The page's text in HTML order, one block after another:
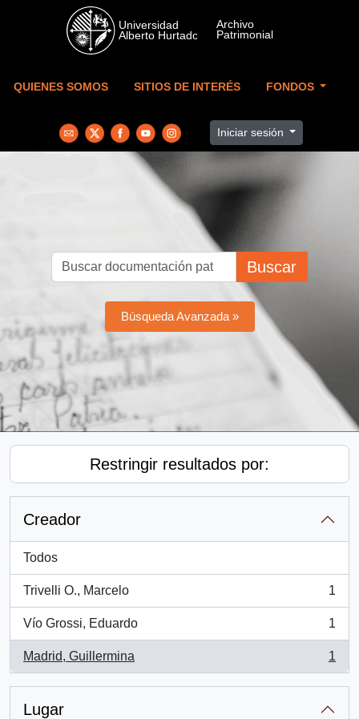
Skip to main content
QUIENES SOMOS SITIOS DE INTERÉS FONDOS
Iniciar sesión
Buscar
Búsqueda Avanzada »
Restringir resultados por:
Creador
Todos
Trivelli O., Marcelo
, 1 resultados
1
Vío Grossi, Eduardo
, 1 resultados
1
Madrid, Guillermina
, 1 resultados
1
Lugar